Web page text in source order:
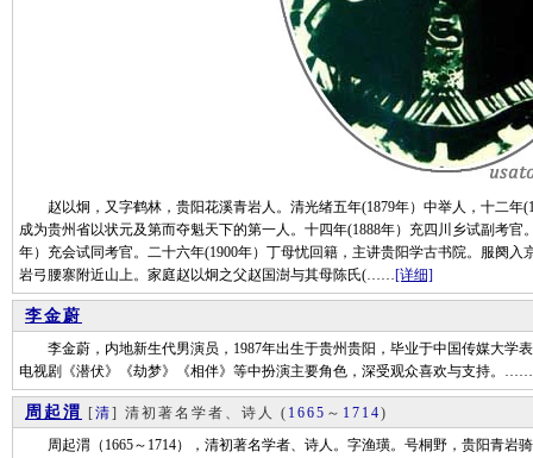
赵以炯，又字鹤林，贵阳花溪青岩人。清光绪五年(1879年）中举人，十二年
成为贵州省以状元及第而夺魁天下的第一人。十四年(1888年）充四川乡试副考官
年）充会试同考官。二十六年(1900年）丁母忧回籍，主讲贵阳学古书院。服阕
岩弓腰寨附近山上。家庭赵以炯之父赵国澍与其母陈氏(……[详细]
李金蔚
李金蔚，内地新生代男演员，1987年出生于贵州贵阳，毕业于中国传媒大学
电视剧《潜伏》《劫梦》《相伴》等中扮演主要角色，深受观众喜欢与支持。……
周起渭 [清] 清初著名学者、诗人 ( 1665 ～ 1714)
周起渭（1665～1714），清初著名学者、诗人。字渔璜。号桐野，贵阳青岩骑